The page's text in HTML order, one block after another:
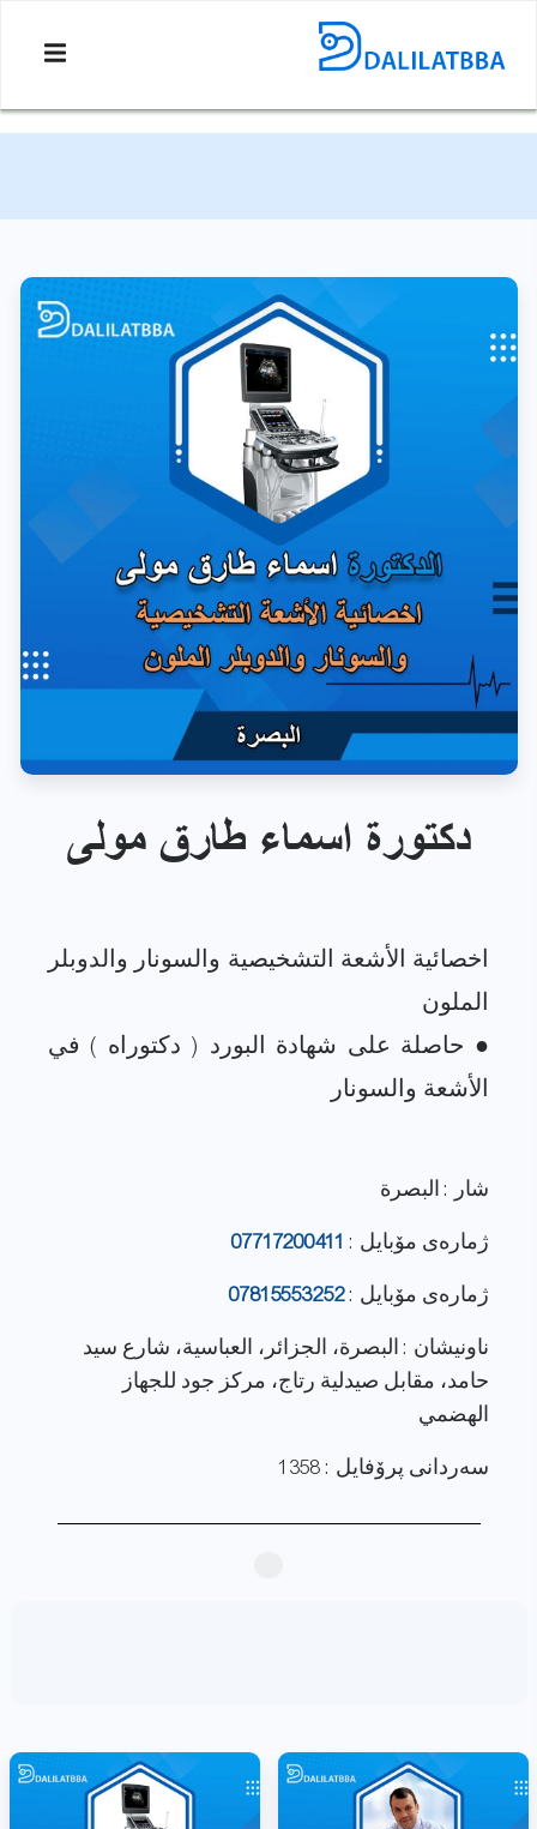
دكتورة اسماء طارق مولى
اخصائية الأشعة التشخيصية والسونار والدوبلر
● حاصلة على شهادة البورد ( دكتوراه ) في
شار : البصرة
ژماره‌ی مۆبایل : 07717200411
ژماره‌ی مۆبایل :07815553252
ناونيشان : البصرة، الجزائر، العباسية، شارع سيد
حامد، مقابل صيدلية رتاج، مركز جود للجهاز
الهضمي
سەردانی پرۆفایل : 1358